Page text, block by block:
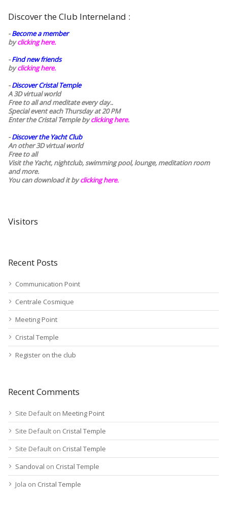
Discover the Club Interneland :
-Become a member
byclicking here.
-Find new friends
byclicking here.
-Discover Cristal Temple
A 3D virtual world
Free to all and meditate every day..
Special event each Thursday at 20 PM
Enter the Cristal Temple byclicking here.
-Discover the Yacht Club
An other 3D virtual world
Free to all
Visit the Yacht, nightclub, swimming pool, lounge, meditation room
and more.
You can download it byclicking here.
Visitors
Recent Posts
Communication Point
Centrale Cosmique
Meeting Point
Cristal Temple
Register on the club
Recent Comments
Site Default on Meeting Point
Site Default on Cristal Temple
Site Default on Cristal Temple
Sandoval on Cristal Temple
Jola on Cristal Temple